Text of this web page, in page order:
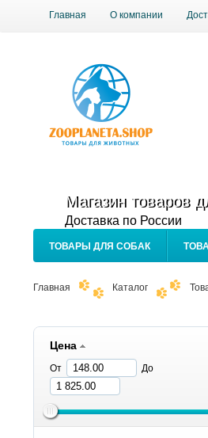
Главная О компании
Магазин товаров
Доставка по России
ТОВАРЫ ДЛЯ СОБАК
Главная Каталог
Цена
От До